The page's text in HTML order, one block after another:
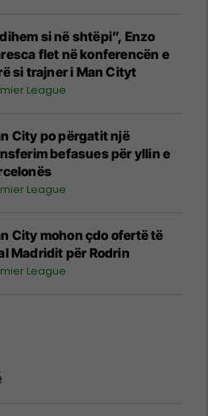
si në shtëpi”, Enzo
flet në konferencën e
si trajner i Man Cityt
League
City po përgatit një
befasues për yllin e
League
City mohon çdo ofertë të
Madridit për Rodrin
League